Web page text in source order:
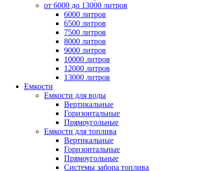
от 6000 до 13000 литров
6000 литров
6500 литров
7500 литров
8000 литров
9000 литров
10000 литров
12000 литров
13000 литров
Емкости
Емкости для воды
Вертикальные
Горизонтальные
Прямоугольные
Емкости для топлива
Вертикальные
Горизонтальные
Прямоугольные
Системы забора топлива